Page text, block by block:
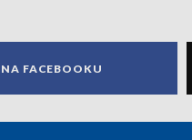
FACEBOOKU